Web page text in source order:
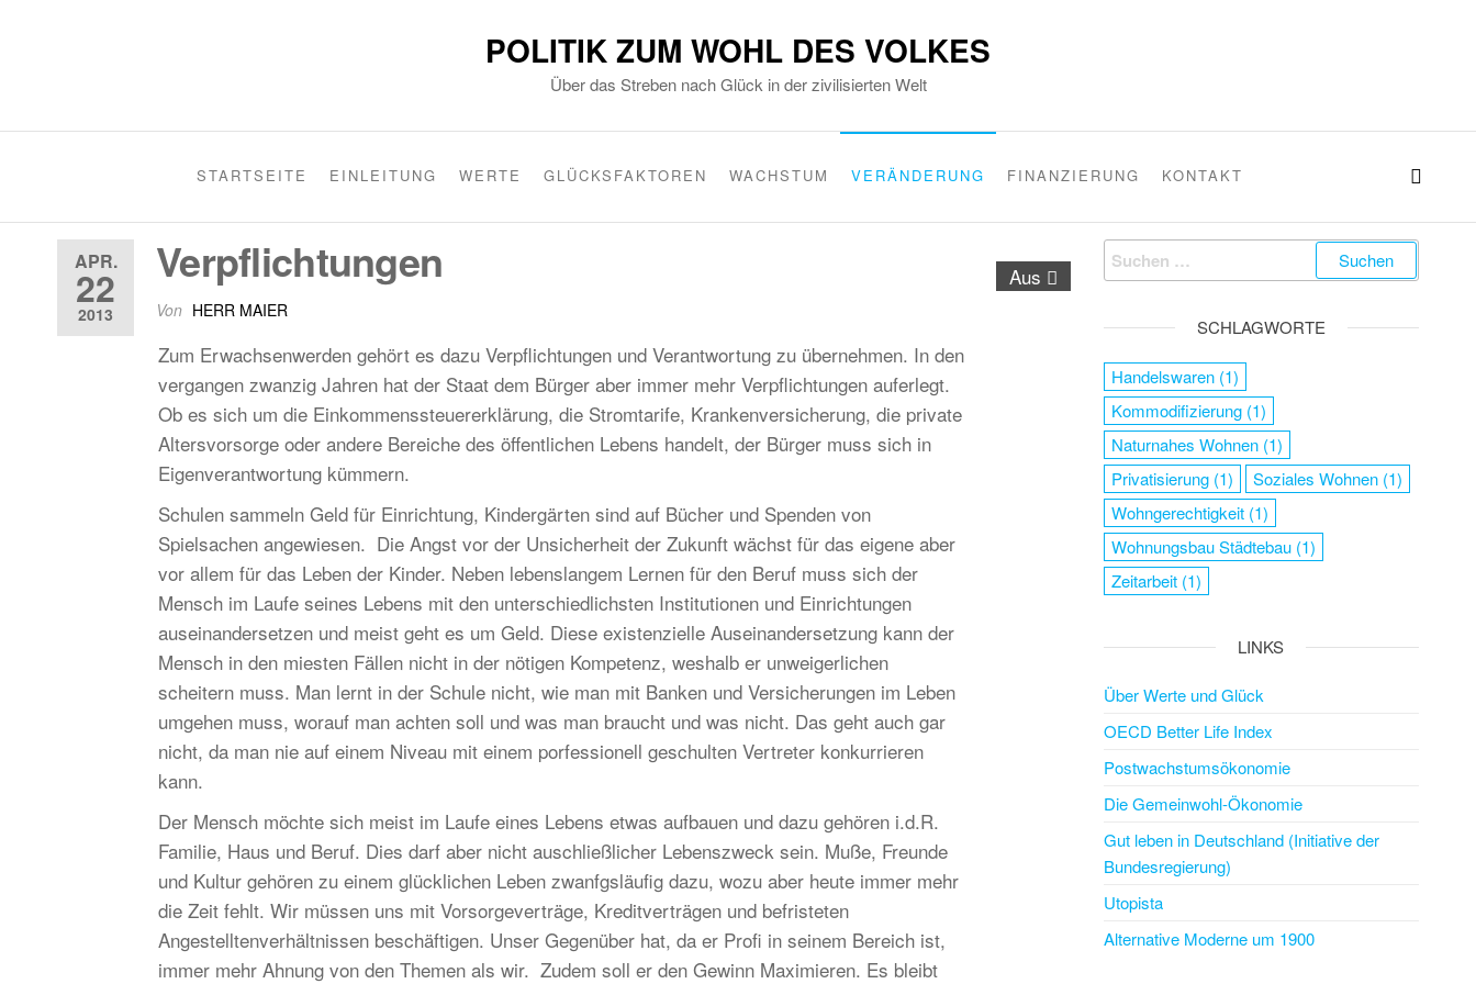
POLITIK ZUM WOHL DES VOLKES
Über das Streben nach Glück in der zivilisierten Welt
STARTSEITE EINLEITUNG WERTE GLÜCKSFAKTOREN WACHSTUM VERÄNDERUNG FINANZIERUNG KONTAKT
APR.
22
2013
Aus
Verpflichtungen
Von HERR MAIER
Zum Erwachsenwerden gehört es dazu Verpflichtungen und Verantwortung zu übernehmen. In den
vergangen zwanzig Jahren hat der Staat dem Bürger aber immer mehr Verpflichtungen auferlegt.
Ob es sich um die Einkommenssteuererklärung, die Stromtarife, Krankenversicherung, die private
Altersvorsorge oder andere Bereiche des öffentlichen Lebens handelt, der Bürger muss sich in
Eigenverantwortung kümmern.
Schulen sammeln Geld für Einrichtung, Kindergärten sind auf Bücher und Spenden von
Spielsachen angewiesen. Die Angst vor der Unsicherheit der Zukunft wächst für das eigene aber
vor allem für das Leben der Kinder. Neben lebenslangem Lernen für den Beruf muss sich der
Mensch im Laufe seines Lebens mit den unterschiedlichsten Institutionen und Einrichtungen
auseinandersetzen und meist geht es um Geld. Diese existenzielle Auseinandersetzung kann der
Mensch in den miesten Fällen nicht in der nötigen Kompetenz, weshalb er unweigerlichen
scheitern muss. Man lernt in der Schule nicht, wie man mit Banken und Versicherungen im Leben
umgehen muss, worauf man achten soll und was man braucht und was nicht. Das geht auch gar
nicht, da man nie auf einem Niveau mit einem porfessionell geschulten Vertreter konkurrieren
kann.
Der Mensch möchte sich meist im Laufe eines Lebens etwas aufbauen und dazu gehören i.d.R.
Familie, Haus und Beruf. Dies darf aber nicht auschließlicher Lebenszweck sein. Muße, Freunde
und Kultur gehören zu einem glücklichen Leben zwanfgsläufig dazu, wozu aber heute immer mehr
die Zeit fehlt. Wir müssen uns mit Vorsorgeverträge, Kreditverträgen und befristeten
Angestelltenverhältnissen beschäftigen. Unser Gegenüber hat, da er Profi in seinem Bereich ist,
immer mehr Ahnung von den Themen als wir. Zudem soll er den Gewinn Maximieren. Es bleibt
SCHLAGWORTE
Handelswaren(1)
Kommodifizierung(1)
Naturnahes Wohnen(1)
Privatisierung(1) Soziales Wohnen(1)
Wohngerechtigkeit(1)
Wohnungsbau Städtebau(1)
Zeitarbeit(1)
LINKS
Über Werte und Glück
OECD Better Life Index
Postwachstumsökonomie
Die Gemeinwohl-Ökonomie
Gut leben in Deutschland (Initiative der
Bundesregierung)
Utopista
Alternative Moderne um 1900